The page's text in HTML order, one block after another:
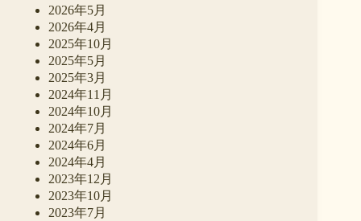
2026年5月
2026年4月
2025年10月
2025年5月
2025年3月
2024年11月
2024年10月
2024年7月
2024年6月
2024年4月
2023年12月
2023年10月
2023年7月